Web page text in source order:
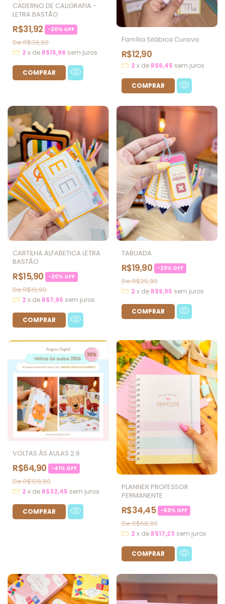
CADERNO DE CALIGRAFIA -
LETRA BASTÃO
R$31,92 -20% OFF
R$39,90
2 x de R$15,96 sem juros
Família Silábica Cursiva
R$12,90
2 x de R$6,45 sem juros
CARTILHA ALFABETICA LETRA
BASTÃO
R$15,90 -20% OFF
R$19,90
2 x de R$7,95 sem juros
TABUADA
R$19,90 -23% OFF
R$25,90
2 x de R$9,95 sem juros
VOLTAS ÀS AULAS 2.6
R$64,90 -41% OFF
R$109,90
2 x de R$32,45 sem juros
PLANNER PROFESSOR
PERMANENTE
R$34,45 -50% OFF
R$68,90
2 x de R$17,23 sem juros